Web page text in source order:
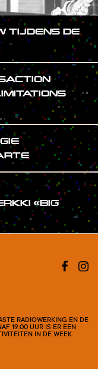
TIJDENS DE
«BIG
RADIOWERKING EN DE
19.00 UUR IS ER EEN
IN DE WEEK.